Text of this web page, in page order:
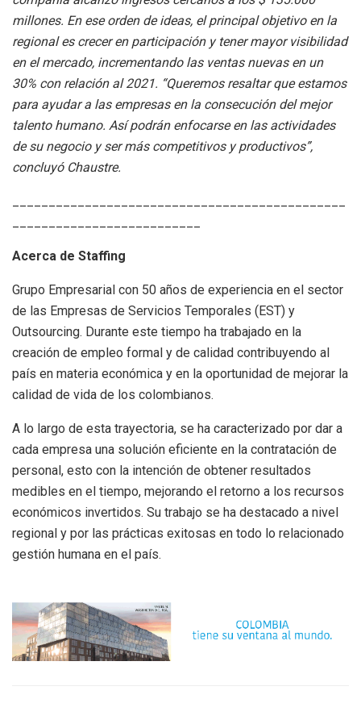
millones. En ese orden de ideas, el principal objetivo en la
regional es crecer en participación y tener mayor visibilidad
en el mercado, incrementando las ventas nuevas en un
30% con relación al 2021. “Queremos resaltar que estamos
para ayudar a las empresas en la consecución del mejor
talento humano. Así podrán enfocarse en las actividades
de su negocio y ser más competitivos y productivos”,
concluyó Chaustre.
Acerca de Staffing
Grupo Empresarial con 50 años de experiencia en el sector
de las Empresas de Servicios Temporales (EST) y
Outsourcing. Durante este tiempo ha trabajado en la
creación de empleo formal y de calidad contribuyendo al
país en materia económica y en la oportunidad de mejorar la
calidad de vida de los colombianos.
A lo largo de esta trayectoria, se ha caracterizado por dar a
cada empresa una solución eficiente en la contratación de
personal, esto con la intención de obtener resultados
medibles en el tiempo, mejorando el retorno a los recursos
económicos invertidos. Su trabajo se ha destacado a nivel
regional y por las prácticas exitosas en todo lo relacionado
gestión humana en el país.